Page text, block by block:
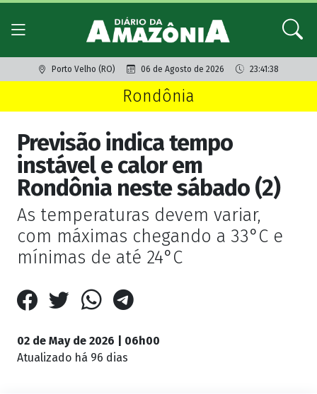
Porto Velho (RO) 06 de Agosto de 2026 23:41:38
Rondônia
Previsão indica tempo
instável e calor em
Rondônia neste sábado (2)
As temperaturas devem variar,
com máximas chegando a 33°C e
mínimas de até 24°C
02 de May de 2026 | 06h00
Atualizado há 96 dias